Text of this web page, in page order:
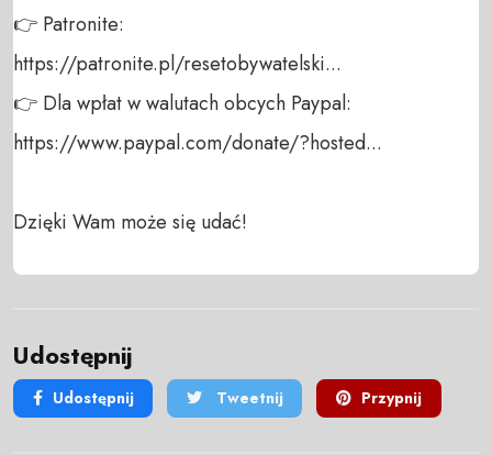
👉 Patronite:
https://patronite.pl/resetobywatelski...
👉 Dla wpłat w walutach obcych Paypal:
https://www.paypal.com/donate/?hosted...
Dzięki Wam może się udać!
Udostępnij
Udostępnij Tweetnij Przypnij